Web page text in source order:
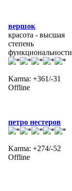
вершок
красота - высшая
степень
функциональности
Karma: +361/-31
Offline
петро нестеров
Karma: +274/-52
Offline